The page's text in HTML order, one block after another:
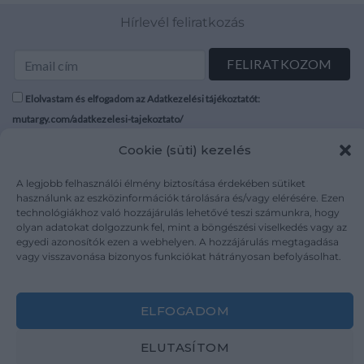
Cookie (süti) kezelés
A legjobb felhasználói élmény biztosítása érdekében sütiket
használunk az eszközinformációk tárolására és/vagy elérésére. Ezen
technológiákhoz való hozzájárulás lehetővé teszi számunkra, hogy
olyan adatokat dolgozzunk fel, mint a böngészési viselkedés vagy az
egyedi azonosítók ezen a webhelyen. A hozzájárulás megtagadása
vagy visszavonása bizonyos funkciókat hátrányosan befolyásolhat.
ELFOGADOM
ELUTASÍTOM
Hírlevél feliratkozás
Elolvastam és elfogadom az Adatkezelési tájékoztatót:
mutargy.com/adatkezelesi-tajekoztato/
Médiaajánlat
Karrier
Kapcsolat
Áraink
ÁSZF
Adatvédelem
Impresszum